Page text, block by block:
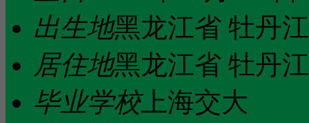
出生地黑龙江省 牡丹
居住地黑龙江省 牡丹
毕业学校上海交大